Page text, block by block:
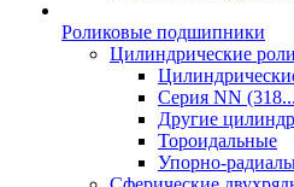
Роликовые подшипники
Цилиндрические
Серия NN
Другие
Тороидальные
Упорно-